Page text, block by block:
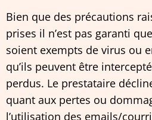
Bien que des précautions
prises il n’est pas garanti
soient exempts de virus ou
qu’ils peuvent être
perdus. Le prestataire
quant aux pertes ou
l’utilisation des emails/